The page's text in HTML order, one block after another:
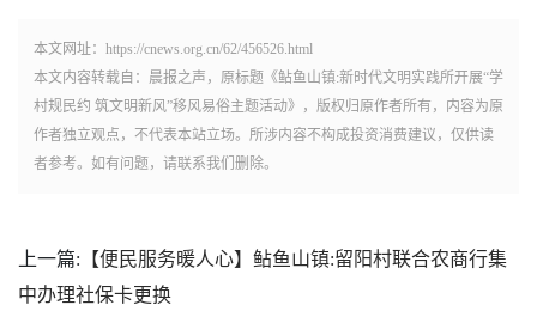
本文网址：https://cnews.org.cn/62/456526.html
本文内容转载自：晨报之声，原标题《鲇鱼山镇:新时代文明实践所开展“学
村规民约 筑文明新风”移风易俗主题活动》，版权归原作者所有，内容为原
作者独立观点，不代表本站立场。所涉内容不构成投资消费建议，仅供读
者参考。如有问题，请联系我们删除。
上一篇: 【便民服务暖人心】鲇鱼山镇:留阳村联合农商行集
中办理社保卡更换